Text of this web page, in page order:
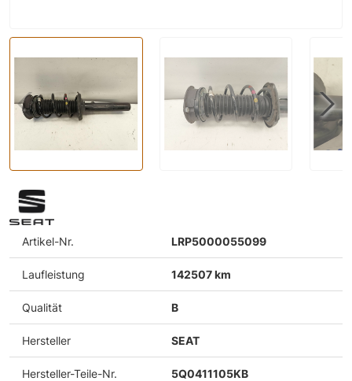
Artikel-Nr. LRP5000055099
Laufleistung 142507 km
Qualität B
Hersteller SEAT
Hersteller-Teile-Nr. 5Q0411105KB